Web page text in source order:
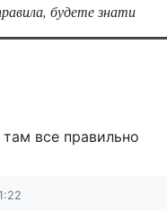
будете знати
все правильно